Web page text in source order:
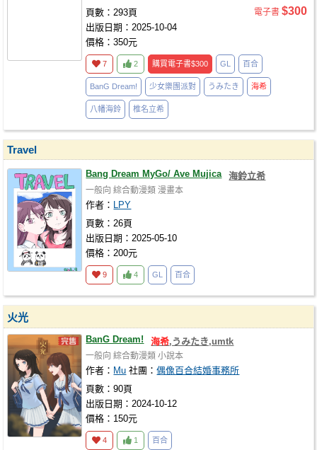
頁數：293頁
出版日期：2025-10-04
價格：350元
電子書 $300
7 2 購買電子書$300 GL 百合
BanG Dream! 少女樂團派對 うみたき 海希
八幡海鈴 椎名立希
Travel
Bang Dream MyGo/ Ave Mujica 海鈴立希
一般向 綜合動漫類 漫畫本
作者： LPY
頁數：26頁
出版日期：2025-05-10
價格：200元
9 4 GL 百合
火光
BanG Dream! 海希,うみたき,umtk
一般向 綜合動漫類 小說本
作者： Mu 社團：偶像百合結婚事務所
頁數：90頁
出版日期：2024-10-12
價格：150元
4 1 百合